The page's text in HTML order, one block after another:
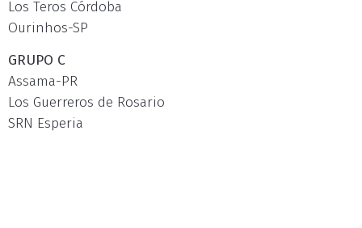
Los Teros Córdoba
Ourinhos-SP
GRUPO C
Assama-PR
Los Guerreros de Rosario
SRN Esperia